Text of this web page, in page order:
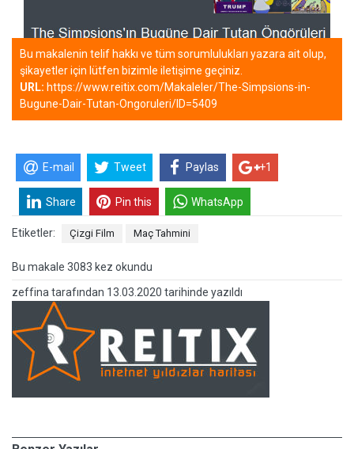
Bu makalenin telif hakkı ve tüm sorumlulukları yazara ait olup,
şikayetler için lütfen bizimle iletişime geçiniz.
URL: https://www.reitix.com/Makaleler/The-Simpsions-in-
Bugune-Dair-Tutan-Ongoruleri/ID=5409
E-mail Tweet Paylas +1
Share Pin this WhatsApp
Etiketler: Çizgi Film Maç Tahmini
Bu makale 3083 kez okundu
zeffina tarafından 13.03.2020 tarihinde yazıldı